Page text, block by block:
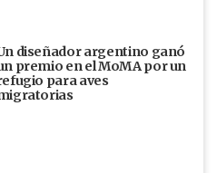
diseñador argentino ganó
premio en el MoMA por un
para aves